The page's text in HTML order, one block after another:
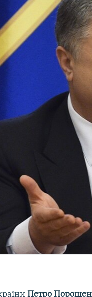
Петро